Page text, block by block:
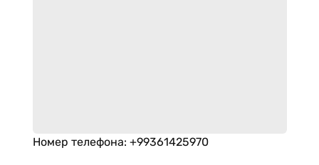
Номер телефона: +99361425970